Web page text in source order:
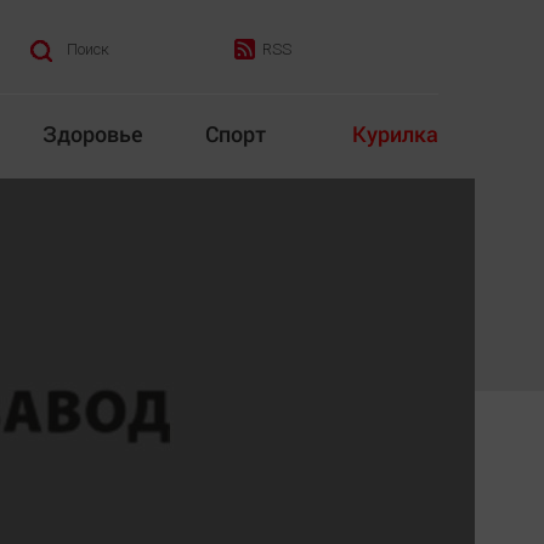
Поиск RSS
Здоровье Спорт Курилка